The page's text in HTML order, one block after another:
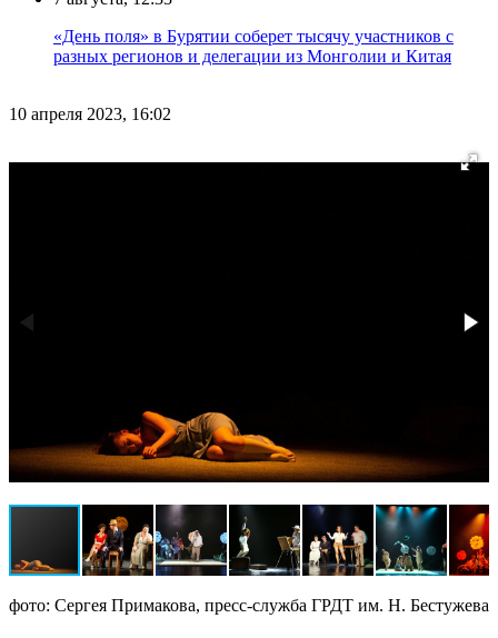
«День поля» в Бурятии соберет тысячу участников с
разных регионов и делегации из Монголии и Китая
10 апреля 2023, 16:02
фото: Сергея Примакова, пресс-служба ГРДТ им. Н. Бестужева